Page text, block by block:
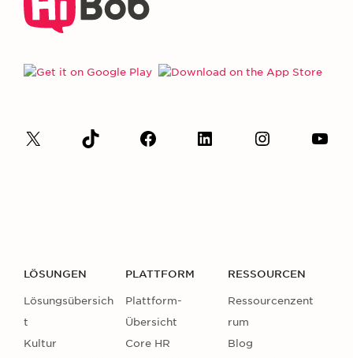
LÖSUNGEN
Lösungsübersich
t
Kultur
PLATTFORM
Plattform-
Übersicht
Core HR
RESSOURCEN
Ressourcenzent
rum
Blog